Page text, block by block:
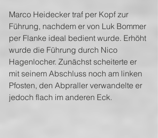
Marco Heidecker traf per Kopf zur
Führung, nachdem er von Luk Bommer
per Flanke ideal bedient wurde. Erhöht
wurde die Führung durch Nico
Hagenlocher. Zunächst scheiterte er
mit seinem Abschluss noch am linken
Pfosten, den Abpraller verwandelte er
jedoch flach im anderen Eck.